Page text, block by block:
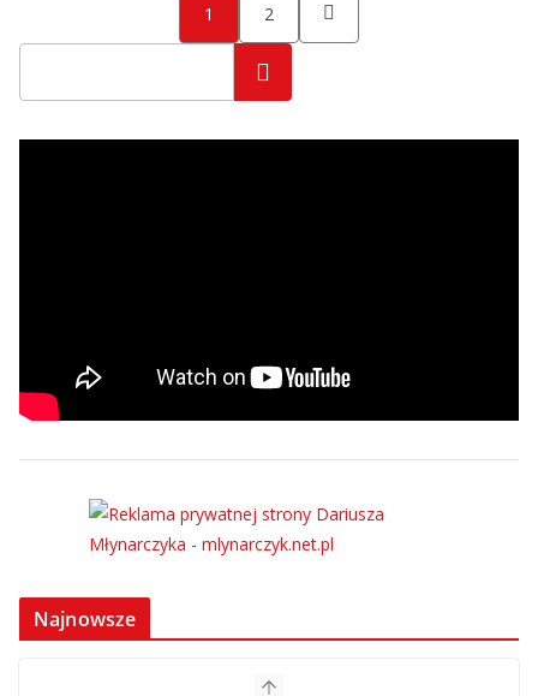
wpisów
1 2
Szukaj
Najnowsze